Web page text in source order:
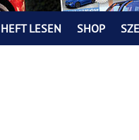
HEFT LESEN SHOP